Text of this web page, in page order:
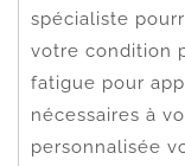
spécialiste
votre condition
fatigue pour
nécessaires à
personnalisée